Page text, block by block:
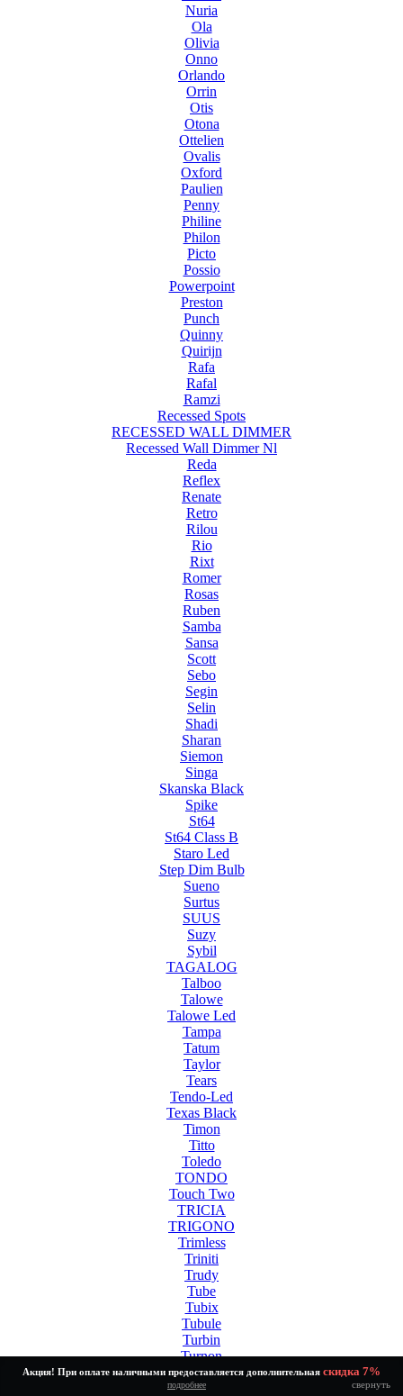
Акция! При оплате наличными предоставляется дополнительная скидка 7%
подробнее свернуть
Nuria
Ola
Olivia
Onno
Orlando
Orrin
Otis
Otona
Ottelien
Ovalis
Oxford
Paulien
Penny
Philine
Philon
Picto
Possio
Powerpoint
Preston
Punch
Quinny
Quirijn
Rafa
Rafal
Ramzi
Recessed Spots
RECESSED WALL DIMMER
Recessed Wall Dimmer Nl
Reda
Reflex
Renate
Retro
Rilou
Rio
Rixt
Romer
Rosas
Ruben
Samba
Sansa
Scott
Sebo
Segin
Selin
Shadi
Sharan
Siemon
Singa
Skanska Black
Spike
St64
St64 Class B
Staro Led
Step Dim Bulb
Sueno
Surtus
SUUS
Suzy
Sybil
TAGALOG
Talboo
Talowe
Talowe Led
Tampa
Tatum
Taylor
Tears
Tendo-Led
Texas Black
Timon
Titto
Toledo
TONDO
Touch Two
TRICIA
TRIGONO
Trimless
Triniti
Trudy
Tube
Tubix
Tubule
Turbin
Turnon
Twinny Led White
Tycho